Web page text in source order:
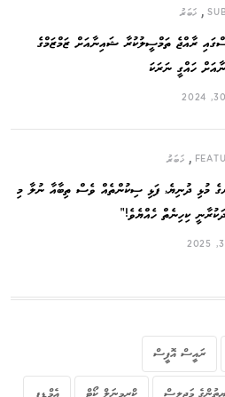
, ޚަބަރު
ރާއްޖެ ތަމްސީލުކުރާ ޝައިނާއަށް ޒަމްޒަމްގެ
ހައްގީ ނަރަކަ
, ޚަބަރު
މުޅި ދުނިޔެ, ފަޅި ސިކުންތެއް ވެސް ތިބާއާ ނުލާ މި
ކިހިނެތް ހެއްޔެވެ!“
ރައީސް އޮފީސް
މަޖިލިސް ކްރިމިނަލް ކޯޓް އެމްޑީޕީ